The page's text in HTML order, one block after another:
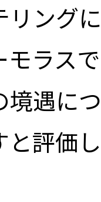
リング
モラス
境遇に
と評価